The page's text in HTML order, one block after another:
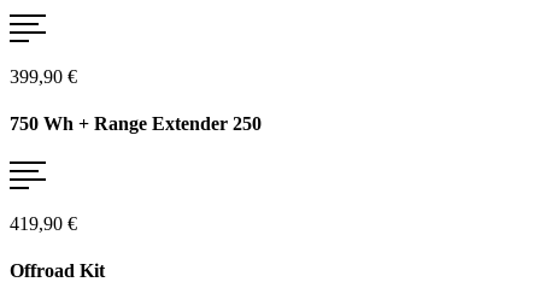
399,90 €
750 Wh + Range Extender 250
419,90 €
Offroad Kit